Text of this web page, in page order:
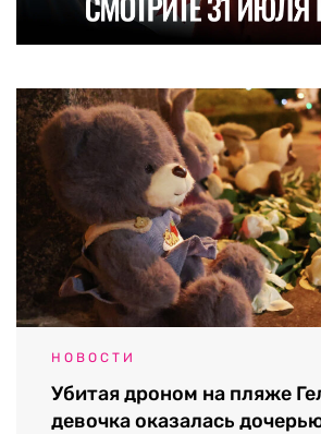
НОВОСТИ
Убитая дроном на пляже
девочка оказалась